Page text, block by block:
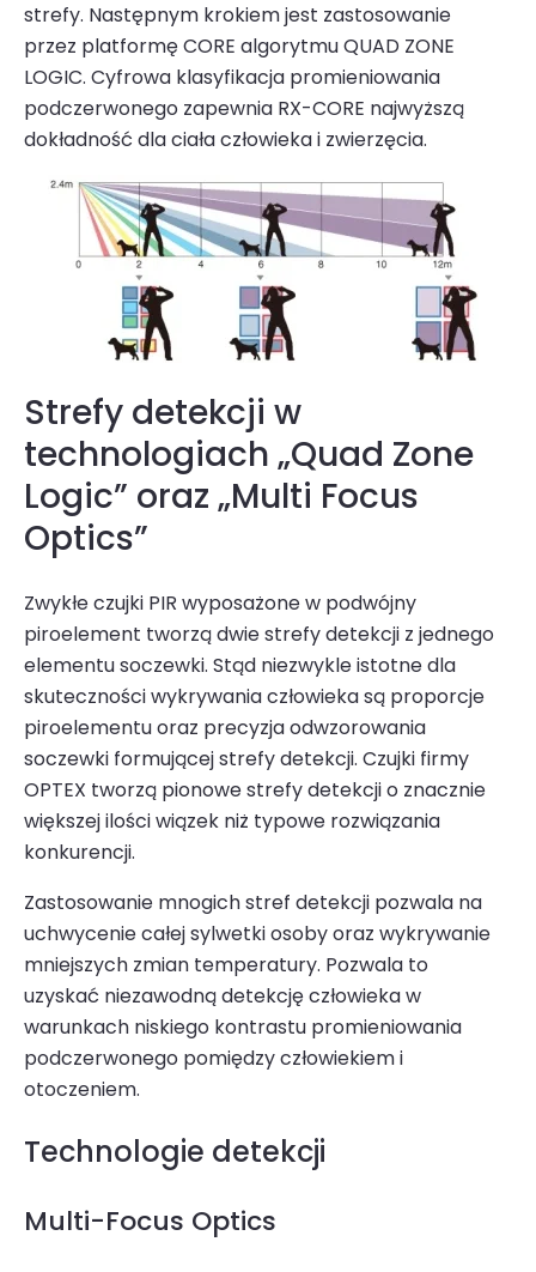
strefy. Następnym krokiem jest zastosowanie
przez platformę CORE algorytmu QUAD ZONE
LOGIC. Cyfrowa klasyfikacja promieniowania
podczerwonego zapewnia RX-CORE najwyższą
dokładność dla ciała człowieka i zwierzęcia.
Strefy detekcji w
technologiach „Quad Zone
Logic” oraz „Multi Focus
Optics”
Zwykłeczujki PIR wyposażone w podwójny
piroelement tworzą dwie strefy detekcji z jednego
elementu soczewki. Stąd niezwykle istotne dla
skuteczności wykry­wania człowieka są proporcje
piroelementu oraz precy­zja odwzorowania
soczewki formującej strefy detekcji. Czujki firmy
OPTEX tworzą pionowe strefy detekcji o znacznie
większej ilości wiązek niż typowe rozwiązania
konku­rencji.
Zastosowanie mnogich stref detekcji pozwala na
uchwycenie całej sylwetki osoby oraz wykrywanie
mniejszych zmian temperatury. Pozwala to
uzyskać niezawodną detekcję człowieka w
warunkach niskiego kontrastu promieniowania
podczerwonego pomiędzy człowiekiem i
otoczeniem.
Technologie detekcji
Multi-Focus Optics